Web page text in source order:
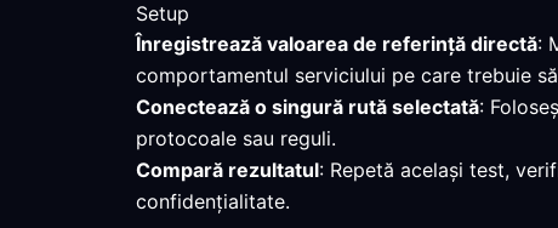
Setup
Înregistrează valoarea de referință directă:
comportamentul serviciului pe care trebuie
Conectează o singură rută selectată:
protocoale sau reguli.
Compară rezultatul: Repetă același test,
confidențialitate.